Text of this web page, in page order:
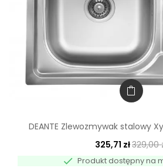
DEANTE Zlewozmywak stalowy
325,71 zł329,00
 Produkt dostępny na